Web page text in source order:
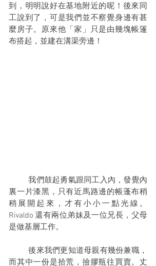
到，明明說好在基地附近的呢！後來同
工說到了，可是我們並不察覺身邊有甚
麼房子。原來他「家」只是由幾塊帳篷
布搭起，並建在溝渠旁邊！
	我們鼓起勇氣跟同工入內，發覺內
裏一片漆黑，只有近馬路邊的帳蓬布稍
稍展開起來，才有小小一點光線。
Rivaldo 還有兩位弟妹及一位兄長，父母
是做基層工作。
	後來我們更知道母親有幾份兼職，
而其中一份是拾荒，撿膠瓶往買賣。丈